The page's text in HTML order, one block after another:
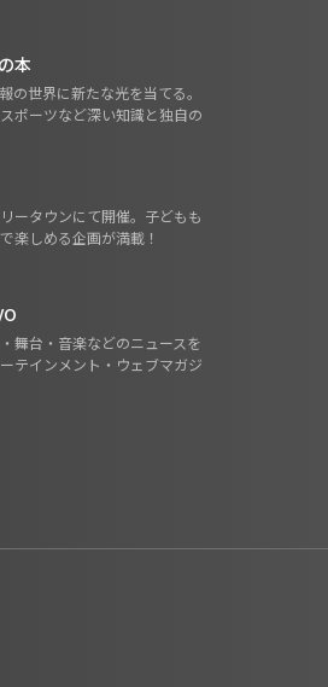
本
の世界に新たな光を当てる。
ポーツなど深い知識と独自の
ータウンにて開催。子どもも
楽しめる企画が満載！
舞台・音楽などのニュースを
テインメント・ウェブマガジ